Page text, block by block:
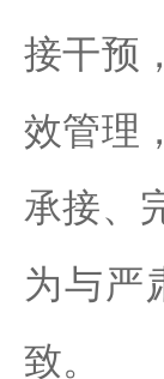
接干预
效管理
承接、
为与严
致。